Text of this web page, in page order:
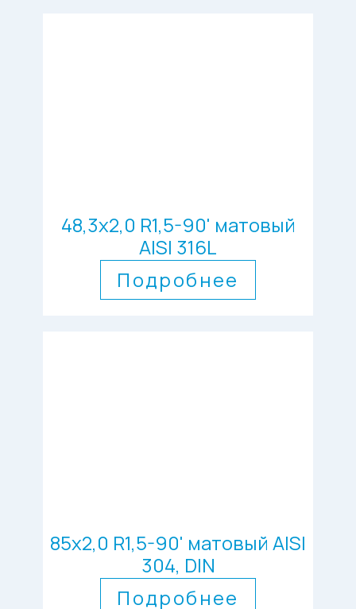
48,3х2,0 R1,5-90' матовый
AISI 316L
Подробнее
85х2,0 R1,5-90' матовый AISI
304, DIN
Подробнее